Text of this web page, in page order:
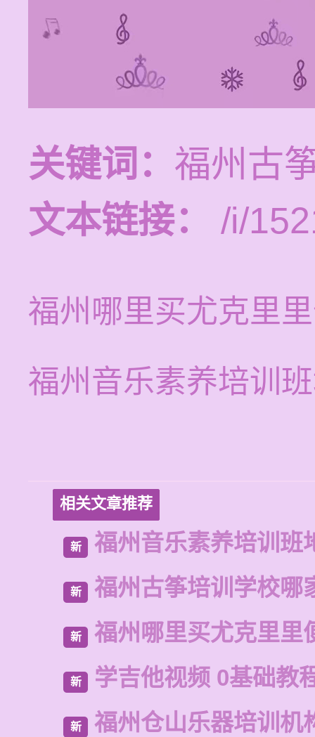
关键词： 福州古
文本链接：
/i/
福州哪里买尤克里
福州音乐素养培训
相关文章推荐
新 福州音乐素养培训班
新 福州古筝培训学校哪
新 福州哪里买尤克里里
新 学吉他视频 0基础教
新 福州仓山乐器培训机